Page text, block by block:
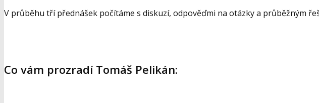
V průběhu tří přednášek počítáme s diskuzí, odpověďmi na otázky a průběžným
Co vám prozradí Tomáš Pelikán: